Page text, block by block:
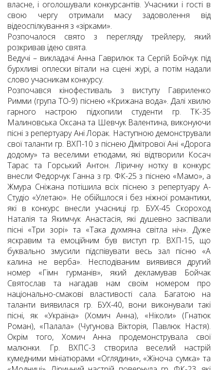
власне, і оголошували конкурсантів. Учасники і гості в
свою чергу отримали масу задоволення від
відеоспілкування з «зірками».
Розпочалося свято з перегляду трейлеру, який
розкривав ідею свята.
Ведучі – викладачі Анна Гаврилюк та Сергій Бойчук під
бурхливі оплески вітали на сцені журі, а потім надали
слово учасникам конкурсу.
Розпочався кінофестиваль з виступу Гавриленко
Римми (група ТО-9) піснею «Крижана вода». Далі хвилю
гарного настрою підхопили студенти гр. ТК-35
Малиновська Оксана та Шевчук Валентина, виконуючи
пісні з репертуару Ані Лорак. Наступною демонстрували
свої таланти гр. ВХП-10 з піснею Дімітрової Ані «Дорога
додому» та веселими етюдами, які відтворили Косач
Тарас та Горський Антон. Ліричну нотку в конкурс
внесли Федорчук Ганна з гр. ФК-25 з піснею «Мамо», а
Жмура Сніжана потішила всіх піснею з репертуару А-
Студіо «Улетаю». Не обійшлося і без ніжної романтики,
які в конкурс внесли учасниці гр. БУХ-45 Скороход
Наталія та Якимчук Анастасія, які душевно заспівали
пісні «Три зорі» та «Така духмяна світла ніч». Дуже
яскравим та емоційним був виступ гр. ВХП-15, що
буквально змусили підспівувати весь зал пісню «А
калина не верба». Несподіваним виявився другий
номер «Гімн гурманів», який декламував Бойчак
Святослав та нагадав нам своїм номером про
національно-смакові властивості сала. Багатою на
таланти виявилася гр. БУХ-40, вони виконували такі
пісні, як «Україна» (Хомич Анна), «Ніколи» (Гнатюк
Роман), «Палала» (Чугунова Вікторія, Павлюк Настя).
Окрім того, Хомич Анна продемонструвала свої
малюнки. Гр. ВХПС-3 створила веселий настрій
кумедними мініатюрами «Оглядини», «Жіноча сумка» та